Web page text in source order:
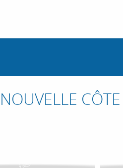
CÔTE